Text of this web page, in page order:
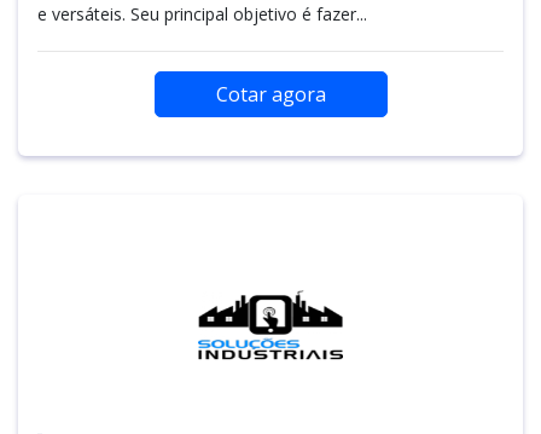
e versáteis. Seu principal objetivo é fazer...
Cotar agora